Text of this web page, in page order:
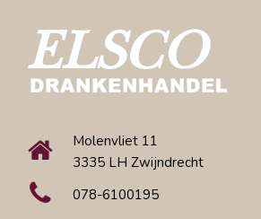
Molenvliet 11
3335 LH Zwijndrecht
078-6100195